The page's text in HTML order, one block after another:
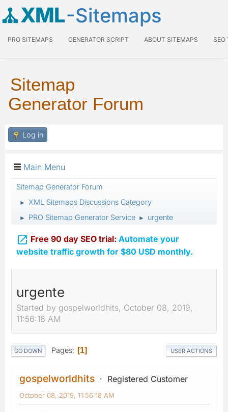
XML-Sitemaps
PRO SITEMAPS GENERATOR SCRIPT ABOUT SITEMAPS SEO
Sitemap
Generator Forum
Log in
Main Menu
Sitemap Generator Forum
► XML Sitemaps Discussions Category
► PRO Sitemap Generator Service ► urgente
 Free 90 day SEO trial: Automate your
website traffic growth for $80 USD monthly.
urgente
Started by gospelworldhits, October 08, 2019,
11:56:18 AM
GO DOWN Pages 1 USER ACTIONS
gospelworldhits Registered Customer
October 08, 2019, 11:56:18 AM